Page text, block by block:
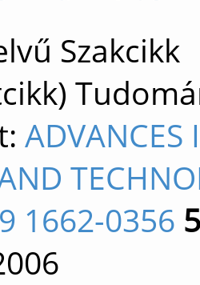
Szakcikk
ADVANCES
1662-0356